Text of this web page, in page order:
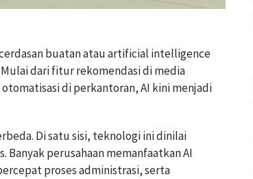
buatan atau artificial intelligence
dari fitur rekomendasi di media
di perkantoran, AI kini menjadi
Di satu sisi, teknologi ini dinilai
perusahaan memanfaatkan AI
proses administrasi, serta